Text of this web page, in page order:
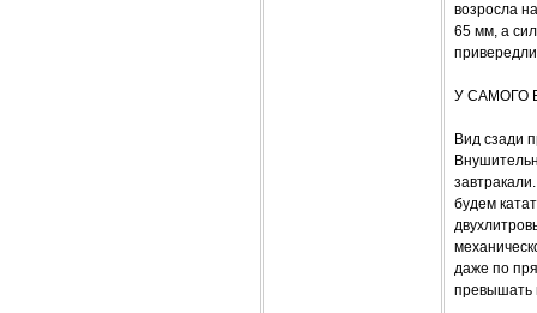
возросла
65 мм, а
У САМОГО
Вид сзади
будем
даже по
превышать